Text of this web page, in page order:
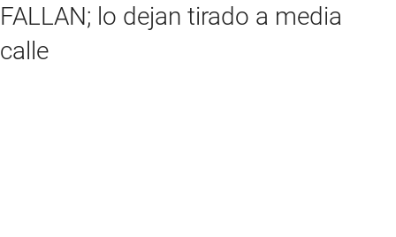
FALLAN; lo dejan tirado a media
calle